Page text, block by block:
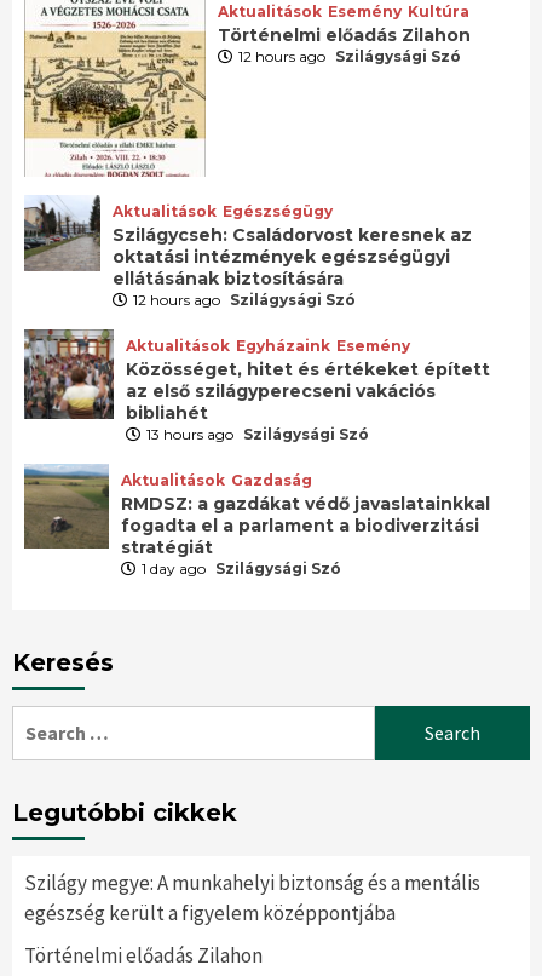
Aktualitások Esemény Kultúra
Történelmi előadás Zilahon
12 hours ago Szilágysági Szó
Aktualitások Egészségügy
Szilágycseh: Családorvost keresnek az
oktatási intézmények egészségügyi
ellátásának biztosítására
12 hours ago Szilágysági Szó
Aktualitások Egyházaink Esemény
Közösséget, hitet és értékeket épített
az első szilágyperecseni vakációs
bibliahét
13 hours ago Szilágysági Szó
Aktualitások Gazdaság
RMDSZ: a gazdákat védő javaslatainkkal
fogadta el a parlament a biodiverzitási
stratégiát
1 day ago Szilágysági Szó
Keresés
for:
Legutóbbi cikkek
Szilágy megye: A munkahelyi biztonság és a mentális
egészség került a figyelem középpontjába
Történelmi előadás Zilahon